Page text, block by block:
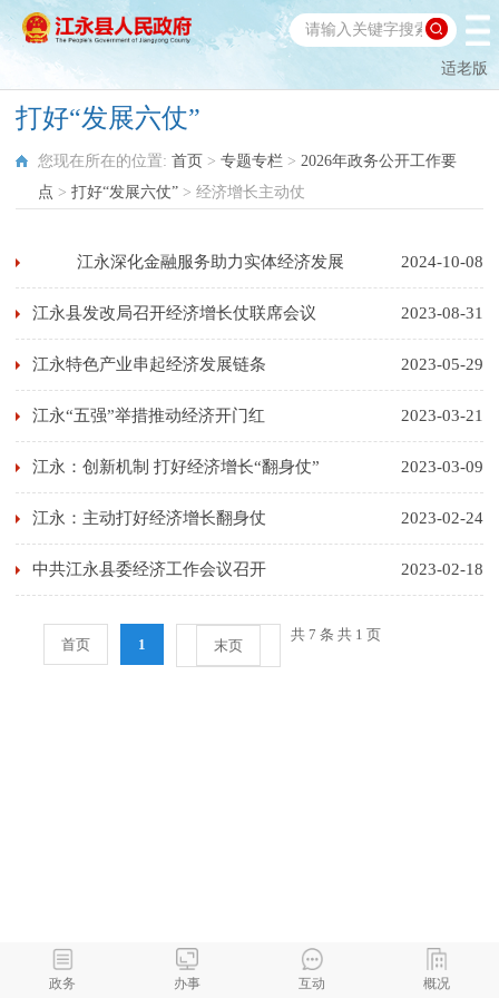
适老版
打好“发展六仗”
您现在所在的位置: 首页 > 专题专栏 > 2026年政务公开工作要
点 > 打好“发展六仗” > 经济增长主动仗
2024-10-08
江永深化金融服务助力实体经济发展
2023-08-31
江永县发改局召开经济增长仗联席会议
2023-05-29
江永特色产业串起经济发展链条
2023-03-21
江永“五强”举措推动经济开门红
2023-03-09
江永：创新机制 打好经济增长“翻身仗”
2023-02-24
江永：主动打好经济增长翻身仗
2023-02-18
中共江永县委经济工作会议召开
首页 1 末页
共 7 条 共 1 页
政务 办事 互动 概况